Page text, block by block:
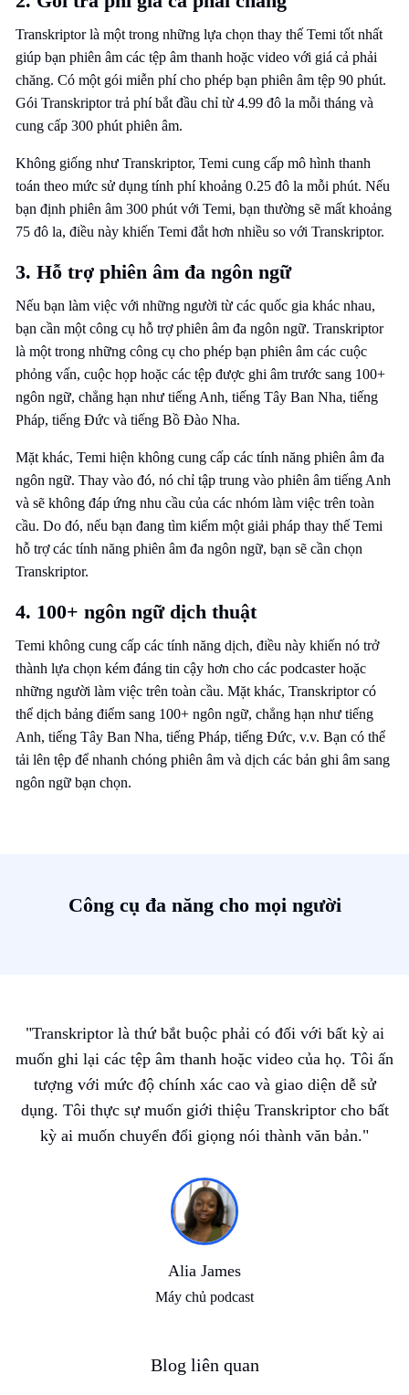
Transkriptor là một trong những lựa chọn thay thế Temi tốt nhất
giúp bạn phiên âm các tệp âm thanh hoặc video với giá cả phải
chăng. Có một gói miễn phí cho phép bạn phiên âm tệp 90 phút.
Gói Transkriptor trả phí bắt đầu chỉ từ 4.99 đô la mỗi tháng và
cung cấp 300 phút phiên âm.
Không giống như Transkriptor, Temi cung cấp mô hình thanh
toán theo mức sử dụng tính phí khoảng 0.25 đô la mỗi phút. Nếu
bạn định phiên âm 300 phút với Temi, bạn thường sẽ mất khoảng
75 đô la, điều này khiến Temi đắt hơn nhiều so với Transkriptor.
3. Hỗ trợ phiên âm đa ngôn ngữ
Nếu bạn làm việc với những người từ các quốc gia khác nhau,
bạn cần một công cụ hỗ trợ phiên âm đa ngôn ngữ. Transkriptor
là một trong những công cụ cho phép bạn phiên âm các cuộc
phỏng vấn, cuộc họp hoặc các tệp được ghi âm trước sang 100+
ngôn ngữ, chẳng hạn như tiếng Anh, tiếng Tây Ban Nha, tiếng
Pháp, tiếng Đức và tiếng Bồ Đào Nha.
Mặt khác, Temi hiện không cung cấp các tính năng phiên âm đa
ngôn ngữ. Thay vào đó, nó chỉ tập trung vào phiên âm tiếng Anh
và sẽ không đáp ứng nhu cầu của các nhóm làm việc trên toàn
cầu. Do đó, nếu bạn đang tìm kiếm một giải pháp thay thế Temi
hỗ trợ các tính năng phiên âm đa ngôn ngữ, bạn sẽ cần chọn
Transkriptor.
4. 100+ ngôn ngữ dịch thuật
Temi không cung cấp các tính năng dịch, điều này khiến nó trở
thành lựa chọn kém đáng tin cậy hơn cho các podcaster hoặc
những người làm việc trên toàn cầu. Mặt khác, Transkriptor có
thể dịch bảng điểm sang 100+ ngôn ngữ, chẳng hạn như tiếng
Anh, tiếng Tây Ban Nha, tiếng Pháp, tiếng Đức, v.v. Bạn có thể
tải lên tệp để nhanh chóng phiên âm và dịch các bản ghi âm sang
ngôn ngữ bạn chọn.
Công cụ đa năng cho mọi người
"Transkriptor là thứ bắt buộc phải có đối với bất kỳ ai
muốn ghi lại các tệp âm thanh hoặc video của họ. Tôi ấn
tượng với mức độ chính xác cao và giao diện dễ sử
dụng. Tôi thực sự muốn giới thiệu Transkriptor cho bất
kỳ ai muốn chuyển đổi giọng nói thành văn bản."
Alia James
Máy chủ podcast
Blog liên quan